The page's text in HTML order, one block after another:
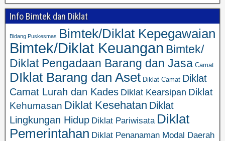
Info Bimtek dan Diklat
Bidang Puskesmas Bimtek/Diklat Kepegawaian
Bimtek/Diklat Keuangan Bimtek/
Diklat Pengadaan Barang dan Jasa Camat
DIklat Barang dan Aset Diklat Camat Diklat
Camat Lurah dan Kades Diklat Kearsipan Diklat
Kehumasan Diklat Kesehatan Diklat
Lingkungan Hidup Diklat Pariwisata Diklat
Pemerintahan Diklat Penanaman Modal Daerah